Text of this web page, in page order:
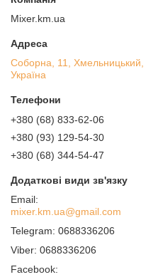
Mixer.km.ua
Соборна, 11, Хмельницький,
Україна
+380 (68) 833-62-06
+380 (93) 129-54-30
+380 (68) 344-54-47
mixer.km.ua@gmail.com
0688336206
0688336206
Facebook